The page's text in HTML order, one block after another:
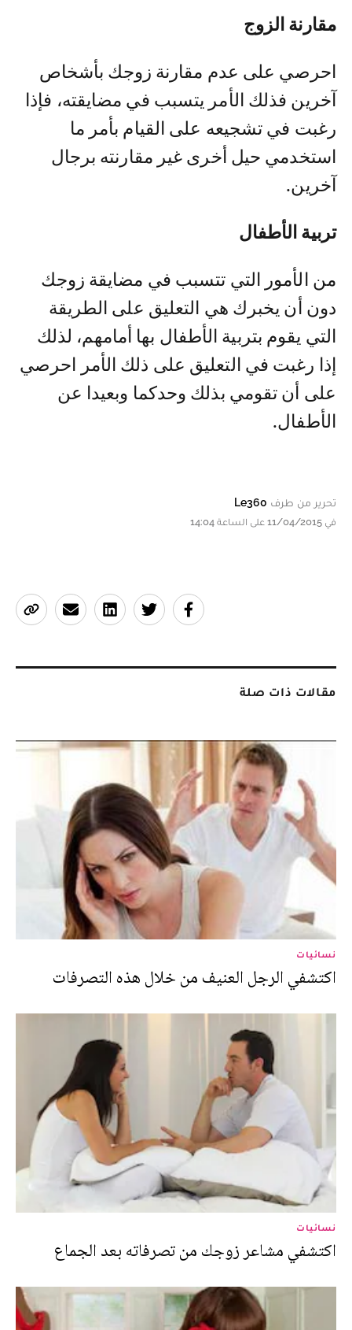
مقارنة الزوج
احرصي على عدم مقارنة زوجك بأشخاص
آخرين فذلك الأمر يتسبب في مضايقته، فإذا
رغبت في تشجيعه على القيام بأمر ما
استخدمي حيل أخرى غير مقارنته برجال
آخرين.
تربية الأطفال
من الأمور التي تتسبب في مضايقة زوجك
دون أن يخبرك هي التعليق على الطريقة
التي يقوم بتربية الأطفال بها أمامهم، لذلك
إذا رغبت في التعليق على ذلك الأمر احرصي
على أن تقومي بذلك وحدكما وبعيدا عن
الأطفال.
تحرير من طرف Le360
في 11/04/2015 على الساعة 14:04
مقالات ذات صلة
نسائيات
اكتشفي الرجل العنيف من خلال هذه التصرفات
نسائيات
اكتشفي مشاعر زوجك من تصرفاته بعد الجماع